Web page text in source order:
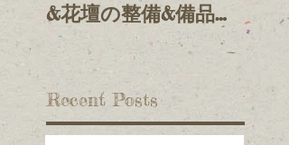
&花壇の整備&備品整
理
Recent Posts